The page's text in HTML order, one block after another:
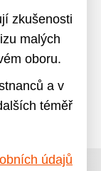
zkušenosti
malých
oboru.
a v
téměř
údajů